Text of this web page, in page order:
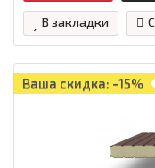
В закладки
Ваша скидка: -15%